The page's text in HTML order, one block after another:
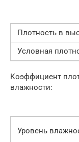
Плотность в
Условная
Коэффициент
влажности:
Уровень